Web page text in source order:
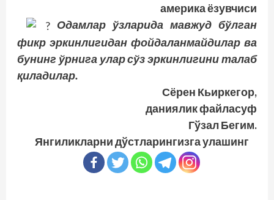
америка ёзувчиси
Одамлар ўзларида мавжуд бўлган
фикр эркинлигидан фойдаланмайдилар ва
бунинг ўрнига улар сўз эркинлигини талаб
қиладилар.
Сёрен Кьиркегор,
даниялик файласуф
Гўзал Бегим.
Янгиликларни дўстларингизга улашинг